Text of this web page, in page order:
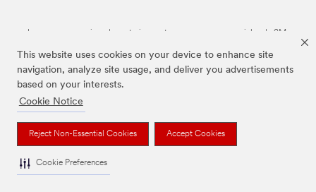
This website uses cookies on your device to enhance site
navigation, analyze site usage, and deliver you advertisements
based on your interests.
Cookie Notice
Reject Non-Essential Cookies Accept Cookies
Cookie Preferences
Las marcas mencionadas anteriormente son marcas comerciales de 3M.